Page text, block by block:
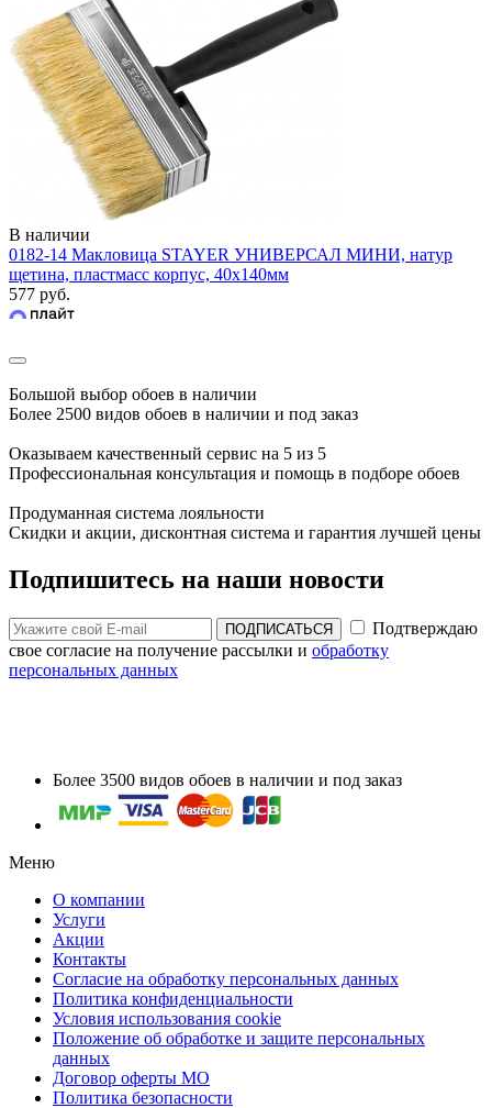
В наличии
0182-14 Макловица STAYER УНИВЕРСАЛ МИНИ, натур
щетина, пластмасс корпус, 40х140мм
577 руб.
Большой выбор обоев в наличии
Более 2500 видов обоев в наличии и под заказ
Оказываем качественный сервис на 5 из 5
Профессиональная консультация и помощь в подборе обоев
Продуманная система лояльности
Скидки и акции, дисконтная система и гарантия лучшей цены
Подпишитесь на наши новости
ПОДПИСАТЬСЯ
Подтверждаю
свое согласие на получение рассылки и обработку
персональных данных
Более 3500 видов обоев в наличии и под заказ
Меню
О компании
Услуги
Акции
Контакты
Согласие на обработку персональных данных
Политика конфиденциальности
Условия использования cookie
Положение об обработке и защите персональных
данных
Договор оферты МО
Политика безопасности